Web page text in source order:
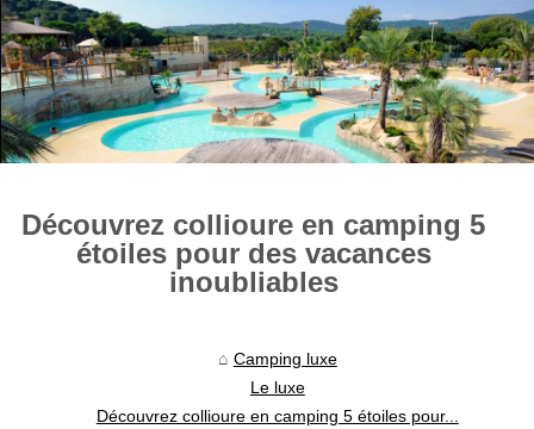
Découvrez collioure en camping 5
étoiles pour des vacances
inoubliables
Camping luxe
Le luxe
Découvrez collioure en camping 5 étoiles pour...